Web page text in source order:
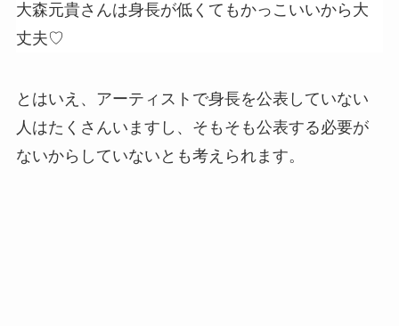
大森元貴さんは身長が低くてもかっこいいから大
丈夫♡
とはいえ、アーティストで身長を公表していない
人はたくさんいますし、そもそも公表する必要が
ないからしていないとも考えられます。